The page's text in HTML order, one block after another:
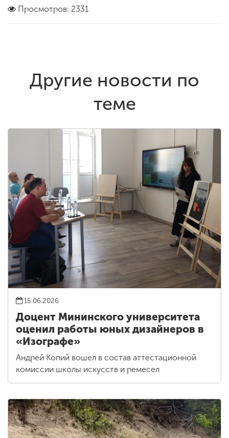
Просмотров: 2331
Другие новости по
теме
15.06.2026
Доцент Мининского университета
оценил работы юных дизайнеров в
«Изографе»
Андрей Копий вошел в состав аттестационной
комиссии школы искусств и ремесел